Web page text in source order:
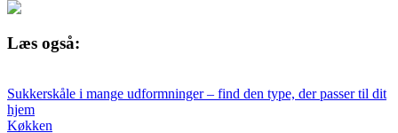
Læs også:
Sukkerskåle i mange udformninger – find den type, der passer til dit
hjem
Køkken